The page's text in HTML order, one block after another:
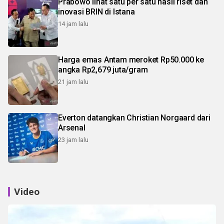
Prabowo lihat satu per satu hasil riset dan
inovasi BRIN di Istana
14 jam lalu
Harga emas Antam meroket Rp50.000 ke
angka Rp2,679 juta/gram
21 jam lalu
Everton datangkan Christian Norgaard dari
Arsenal
23 jam lalu
Video